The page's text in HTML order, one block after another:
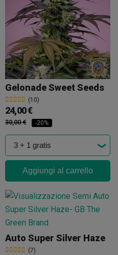
Gelonade Sweet Seeds
(10)
24,00 €
30,00 € -20%
Aggiungi al carrello
Auto Super Silver Haze
(7)